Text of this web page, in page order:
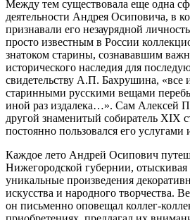
Между тем существовала еще одна
деятельности Андрея Осиповича, в
признавали его незаурядной
просто известным в России
знатоком старины, сознававшим
исторического наследия для
свидетельству А.П. Бахрушина, «все
старинными русскими вещами
иной раз издалека…». Сам Алексей
другой знаменитый собиратель XIX
постоянно пользовался его услугами
Каждое лето Андрей Осипович
Нижегородской губернии,
уникальные произведения
искусства и народного творчества.
он письменно оповещал коллег-